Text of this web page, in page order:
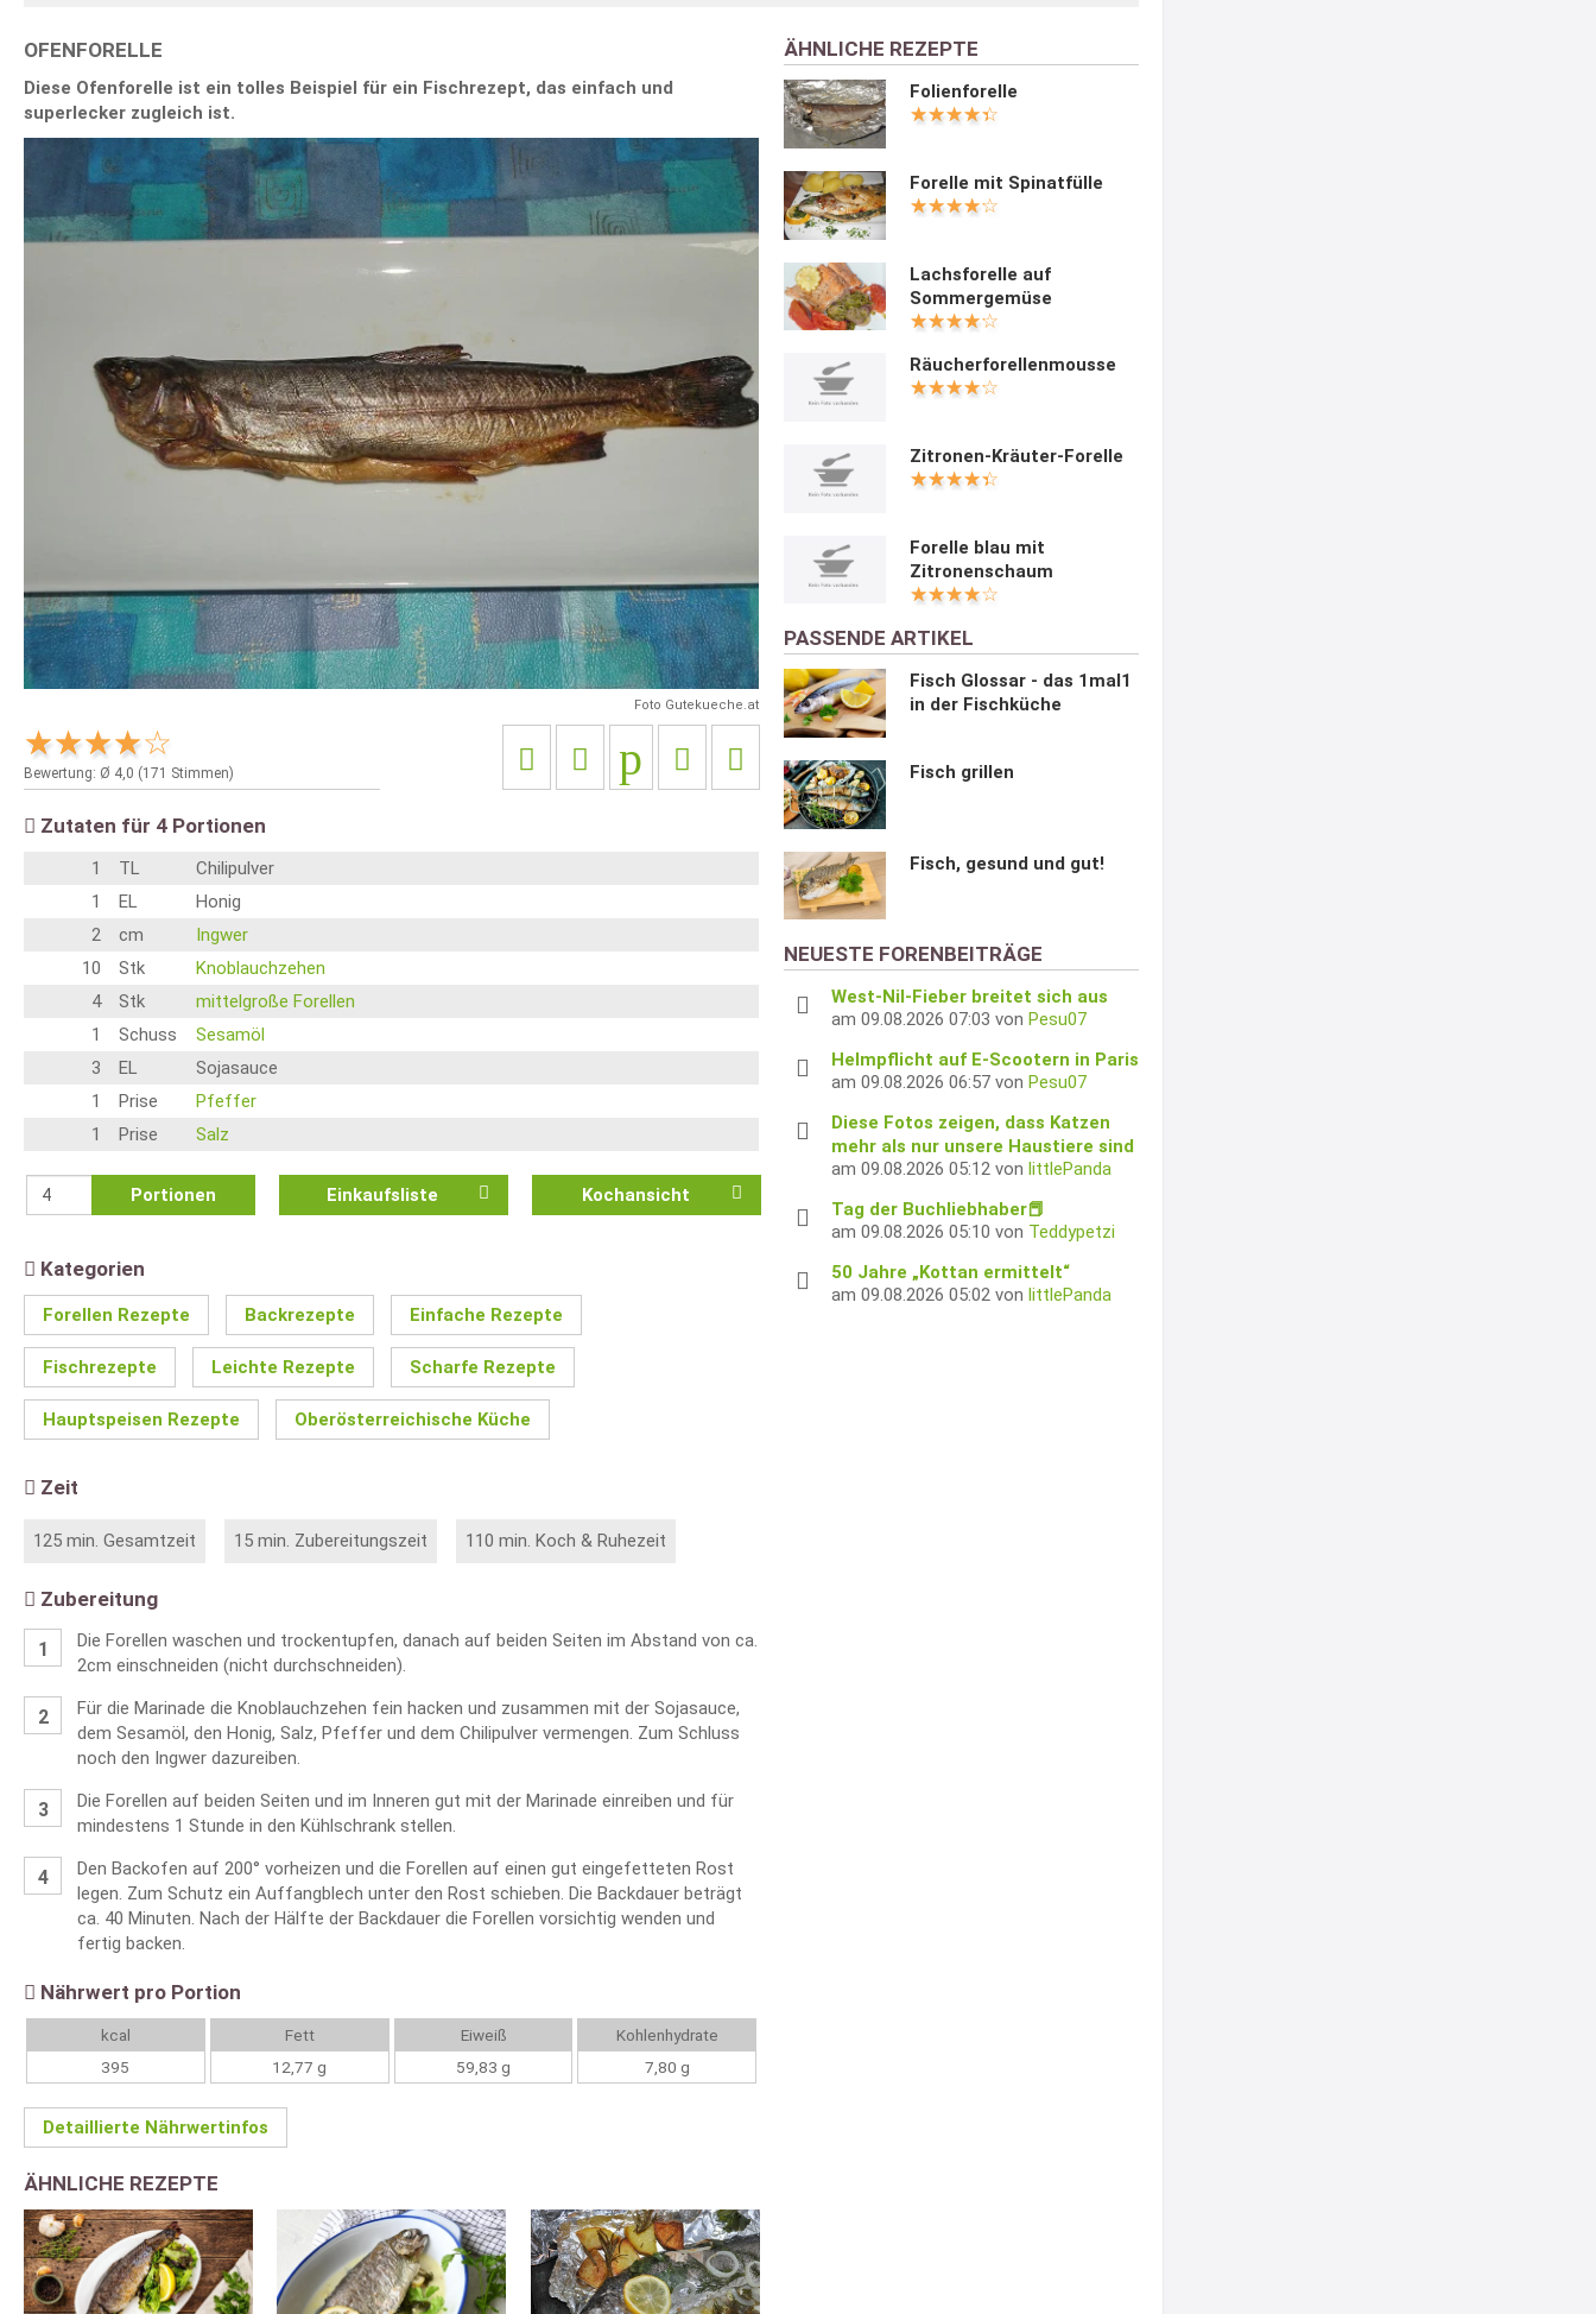
OFENFORELLE
Diese Ofenforelle ist ein tolles Beispiel für ein Fischrezept, das einfach und
superlecker zugleich ist.
Foto Gutekueche.at
Bewertung: Ø 4,0 (171 Stimmen)
Zutaten für 4 Portionen
1 TL
Chilipulver
1
EL
Honig
2
cm
Ingwer
10
Stk
Knoblauchzehen
4
Stk
mittelgroße Forellen
1
Schuss
Sesamöl
3
EL
Sojasauce
1
Prise
Pfeffer
1
Prise Salz
Portionen Einkaufsliste Kochansicht
Kategorien
Forellen Rezepte Backrezepte Einfache Rezepte
Fischrezepte Leichte Rezepte Scharfe Rezepte
Hauptspeisen Rezepte Oberösterreichische Küche
Zeit
125 min. Gesamtzeit 15 min. Zubereitungszeit 110 min. Koch & Ruhezeit
Zubereitung
Die Forellen waschen und trockentupfen, danach auf beiden Seiten im Abstand von ca.
2cm einschneiden (nicht durchschneiden).
Für die Marinade die Knoblauchzehen fein hacken und zusammen mit der Sojasauce,
dem Sesamöl, den Honig, Salz, Pfeffer und dem Chilipulver vermengen. Zum Schluss
noch den Ingwer dazureiben.
Die Forellen auf beiden Seiten und im Inneren gut mit der Marinade einreiben und für
mindestens 1 Stunde in den Kühlschrank stellen.
Den Backofen auf 200° vorheizen und die Forellen auf einen gut eingefetteten Rost
legen. Zum Schutz ein Auffangblech unter den Rost schieben. Die Backdauer beträgt
ca. 40 Minuten. Nach der Hälfte der Backdauer die Forellen vorsichtig wenden und
fertig backen.
Nährwert pro Portion
kcal
395
Fett
12,77 g
Eiweiß
59,83 g
Kohlenhydrate
7,80 g
Detaillierte Nährwertinfos
ÄHNLICHE REZEPTE
ÄHNLICHE REZEPTE
Folienforelle
Forelle mit Spinatfülle
Lachsforelle auf
Sommergemüse
Räucherforellenmousse
Zitronen-Kräuter-Forelle
Forelle blau mit
Zitronenschaum
PASSENDE ARTIKEL
Fisch Glossar - das 1mal1
in der Fischküche
Fisch grillen
Fisch, gesund und gut!
NEUESTE FORENBEITRÄGE
West-Nil-Fieber breitet sich aus
am 09.08.2026 07:03 von Pesu07
Helmpflicht auf E-Scootern in Paris
am 09.08.2026 06:57 von Pesu07
Diese Fotos zeigen, dass Katzen
mehr als nur unsere Haustiere sind
am 09.08.2026 05:12 von littlePanda
Tag der Buchliebhaber📕
am 09.08.2026 05:10 von Teddypetzi
50 Jahre „Kottan ermittelt“
am 09.08.2026 05:02 von littlePanda